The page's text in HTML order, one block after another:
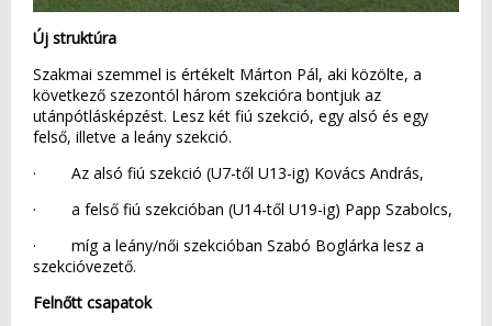
Új struktúra
Szakmai szemmel is értékelt Márton Pál, aki közölte, a
következő szezontól három szekcióra bontjuk az
utánpótlásképzést. Lesz két fiú szekció, egy alsó és egy
felső, illetve a leány szekció.
· Az alsó fiú szekció (U7-től U13-ig) Kovács András,
· a felső fiú szekcióban (U14-től U19-ig) Papp Szabolcs,
· míg a leány/női szekcióban Szabó Boglárka lesz a
szekcióvezető.
Felnőtt csapatok